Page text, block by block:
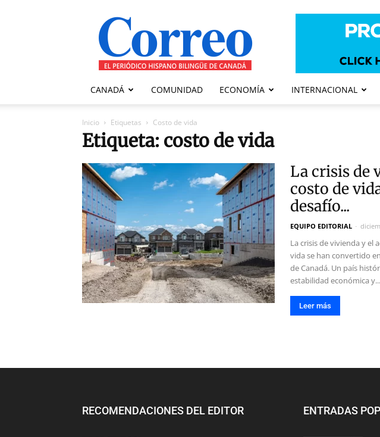
Correo
Canadiense
CANADÁ COMUNIDAD ECONOMÍA INTERNACIONAL
Inicio Etiquetas Costo de vida
Etiqueta: costo de vida
La crisis de
costo de
desafío...
EQUIPO EDITORIAL -
La crisis de vivienda y el
vida se han convertido
de Canadá. Un país
estabilidad económica y...
Leer más
RECOMENDACIONES DEL EDITOR ENTRADAS